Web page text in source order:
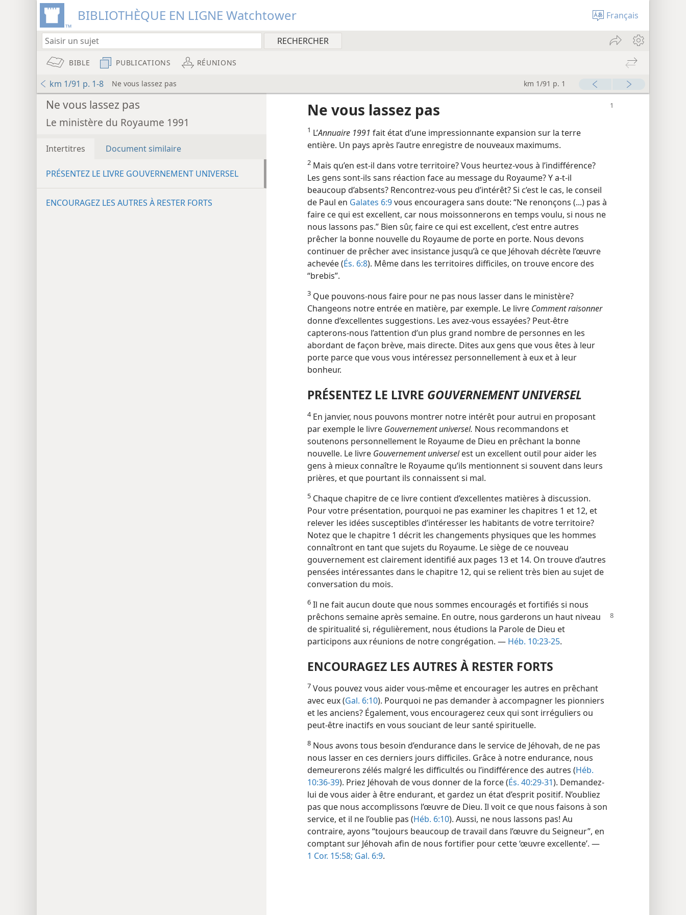
BIBLIOTHÈQUE EN LIGNE Watchtower Français
BIBLE PUBLICATIONS RÉUNIONS
km 1/91 p. 1-8 Ne vous lassez pas km 1/91 p. 1
Ne vous lassez pas
Le ministère du Royaume 1991
Intertitres Document similaire
PRÉSENTEZ LE LIVRE GOUVERNEMENT UNIVERSEL
ENCOURAGEZ LES AUTRES À RESTER FORTS
Ne vous lassez pas
1 L’Annuaire 1991 fait état d’une impressionnante expansion sur la terre
entière. Un pays après l’autre enregistre de nouveaux maximums.
2 Mais qu’en est-​il dans votre territoire? Vous heurtez-​vous à l’indifférence?
Les gens sont-​ils sans réaction face au message du Royaume? Y a-​t-​il
beaucoup d’absents? Rencontrez-​vous peu d’intérêt? Si c’est le cas, le conseil
de Paul en Galates 6:9vous encouragera sans doute: “Ne renonçons (...) pas à
faire ce qui est excellent, car nous moissonnerons en temps voulu, si nous ne
nous lassons pas.” Bien sûr, faire ce qui est excellent, c’est entre autres
prêcher la bonne nouvelle du Royaume de porte en porte. Nous devons
continuer de prêcher avec insistance jusqu’à ce que Jéhovah décrète l’œuvre
achevée (És. 6:8). Même dans les territoires difficiles, on trouve encore des
“brebis”.
3 Que pouvons-​nous faire pour ne pas nous lasser dans le ministère?
Changeons notre entrée en matière, par exemple. Le livre Comment raisonner
donne d’excellentes suggestions. Les avez-​vous essayées? Peut-être
capterons-​nous l’attention d’un plus grand nombre de personnes en les
abordant de façon brève, mais directe. Dites aux gens que vous êtes à leur
porte parce que vous vous intéressez personnellement à eux et à leur
bonheur.
PRÉSENTEZ LE LIVRE GOUVERNEMENT UNIVERSEL
4En janvier, nous pouvons montrer notre intérêt pour autrui en proposant
par exemple le livre Gouvernement universel. Nous recommandons et
soutenons personnellement le Royaume de Dieu en prêchant la bonne
nouvelle. Le livre Gouvernement universelest un excellent outil pour aider les
gens à mieux connaître le Royaume qu’ils mentionnent si souvent dans leurs
prières, et que pourtant ils connaissent si mal.
5 Chaque chapitre de ce livre contient d’excellentes matières à discussion.
Pour votre présentation, pourquoi ne pas examiner les chapitres 1 et 12, et
relever les idées susceptibles d’intéresser les habitants de votre territoire?
Notez que le chapitre 1 décrit les changements physiques que les hommes
connaîtront en tant que sujets du Royaume. Le siège de ce nouveau
gouvernement est clairement identifié aux pages 13 et 14. On trouve d’autres
pensées intéressantes dans le chapitre 12, qui se relient très bien au sujet de
conversation du mois.
6 Il ne fait aucun doute que nous sommes encouragés et fortifiés si nous
prêchons semaine après semaine. En outre, nous garderons un haut niveau
de spiritualité si, régulièrement, nous étudions la Parole de Dieu et
participons aux réunions de notre congrégation. — Héb. 10:23-25.
ENCOURAGEZ LES AUTRES À RESTER FORTS
7 Vous pouvez vous aider vous-​même et encourager les autres en prêchant
avec eux (Gal. 6:10). Pourquoi ne pas demander à accompagner les pionniers
et les anciens? Également, vous encouragerez ceux qui sont irréguliers ou
peut-être inactifs en vous souciant de leur santé spirituelle.
8 Nous avons tous besoin d’endurance dans le service de Jéhovah, de ne pas
nous lasser en ces derniers jours difficiles. Grâce à notre endurance, nous
demeurerons zélés malgré les difficultés ou l’indifférence des autres (Héb.
10:36-39). Priez Jéhovah de vous donner de la force (És. 40:29-31). Demandez-​
lui de vous aider à être endurant, et gardez un état d’esprit positif. N’oubliez
pas que nous accomplissons l’œuvre de Dieu. Il voit ce que nous faisons à son
service, et il ne l’oublie pas (Héb. 6:10). Aussi, ne nous lassons pas! Au
contraire, ayons “toujours beaucoup de travail dans l’œuvre du Seigneur”, en
comptant sur Jéhovah afin de nous fortifier pour cette ‘œuvre excellente’. —
1 Cor. 15:58; Gal. 6:9.